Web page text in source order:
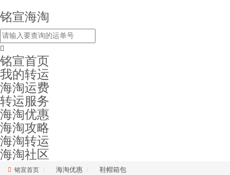
铭宣海淘
铭宣首页
我的转运
海淘运费
转运服务
海淘优惠
海淘攻略
海淘转运
海淘社区
铭宣首页 海淘优惠
鞋帽箱包